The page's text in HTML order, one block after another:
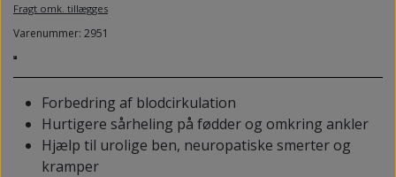
VABLER
SKINCAIR
Fragt omk. tillægges
Varenummer: 2951
Forbedring af blodcirkulation
Hurtigere sårheling på fødder og omkring ankler
Hjælp til urolige ben, neuropatiske smerter og
kramper